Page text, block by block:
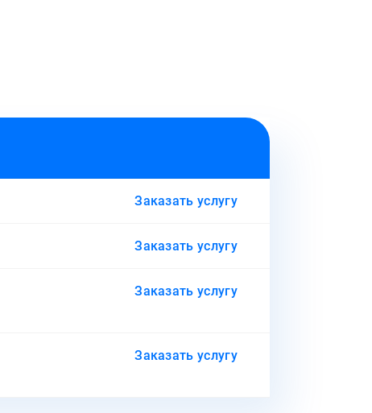
Заказать услугу
Заказать услугу
Заказать услугу
Заказать услугу